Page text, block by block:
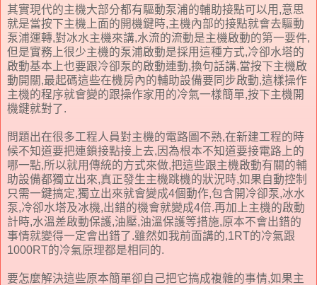
其實現代的主機大部分都有驅動泵浦的輔助接點可以用,意思
就是當按下主機上面的開機鍵時,主機內部的接點就會去驅動
泵浦運轉,對冰水主機來講,水流的流動是主機啟動的第一要件,
但是實務上很少主機的泵浦啟動是採用這種方式,冷卻水塔的
啟動基本上也要跟冷卻泵的啟動連動,換句話講,當按下主機啟
動開關,最起碼這些在機房內的輔助設備要同步啟動,這樣操作
主機的程序就會變的跟操作家用的冷氣一樣簡單,按下主機開
機鍵就對了.
問題出在很多工程人員對主機的電路圖不熟,在新建工程的時
候不知道要把連鎖接點接上去,因為根本不知道要接電路上的
哪一點,所以就用傳統的方式來做,把這些跟主機啟動有關的輔
助設備都獨立出來,真正發生主機跳機的狀況時,如果自動控制
只需一鍵搞定,獨立出來就會變成4個動作,包含開冷卻泵,冰水
泵,冷卻水塔及冰機,出錯的機會就變成4倍.再加上主機的啟動
計時,水溫差啟動保護,油壓,油溫保護等措施,原本不會出錯的
事情就變得一定會出錯了.雖然如我前面講的,1RT的冷氣跟
1000RT的冷氣原理都是相同的.
要怎麼解決這些原本簡單卻自己把它搞成複雜的事情,如果主